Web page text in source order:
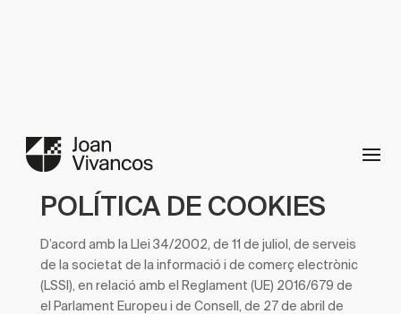
POLÍTICA DE COOKIES
D’acord amb la Llei 34/2002, de 11 de juliol, de serveis
de la societat de la informació i de comerç electrònic
(LSSI), en relació amb el Reglament (UE) 2016/679 de
el Parlament Europeu i de Consell, de 27 de abril de